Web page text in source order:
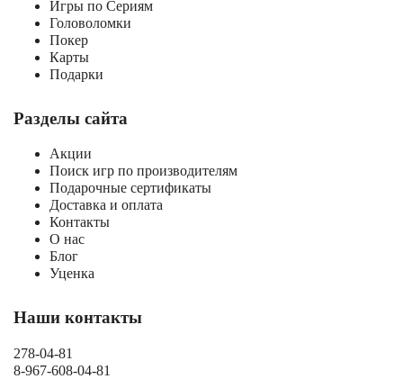
Игры по Сериям
Головоломки
Покер
Карты
Подарки
Разделы сайта
Акции
Поиск игр по производителям
Подарочные сертификаты
Доставка и оплата
Контакты
О нас
Блог
Уценка
Наши контакты
278-04-81
8-967-608-04-81